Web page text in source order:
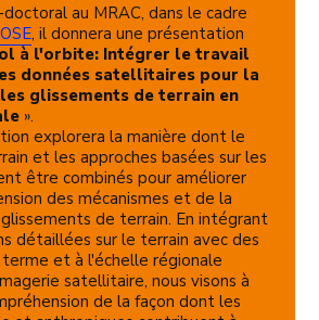
au MRAC, dans le cadre
, il donnera une présentation
à l'orbite: Intégrer le travail
données satellitaires pour la
glissements de terrain en
».
explorera la manière dont le
et les approches basées sur les
être combinés pour améliorer
des mécanismes et de la
de terrain. En intégrant
détaillées sur le terrain avec des
et à l'échelle régionale
satellitaire, nous visons à
de la façon dont les